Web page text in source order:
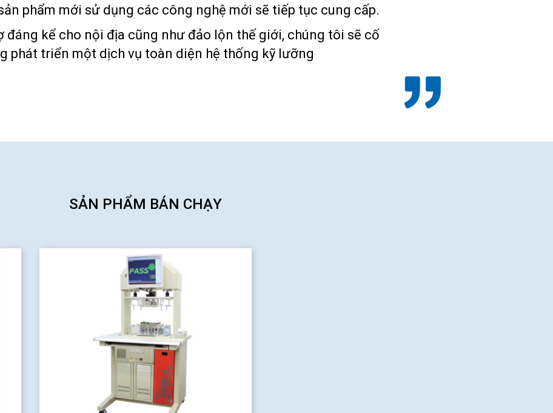
phẩm mới sử dụng các công nghệ mới sẽ tiếp tục cung cấp.
đáng kể cho nội địa cũng như đảo lộn thế giới, chúng tôi sẽ cố
phát triển một dịch vụ toàn diện hệ thống kỹ lưỡng
SẢN PHẨM BÁN CHẠY